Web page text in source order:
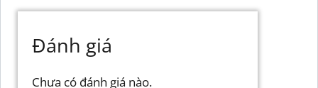
Đánh giá
Chưa có đánh giá nào.